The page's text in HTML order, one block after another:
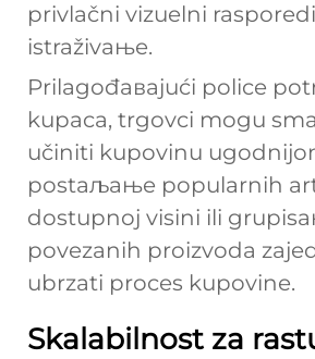
privlačni vizuelni
istraživaњe.
Prilagođaвајući police
kupaca, trgovci mogu
učiniti kupovinu
postaљaњe popularnih
dostupnoј visini ili
povezanih proizvoda
ubrzati proces kupovine.
Skalabilnost za